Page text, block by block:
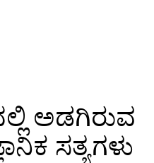
ಅಡಗಿರುವ
ಸತ್ಯಗಳು